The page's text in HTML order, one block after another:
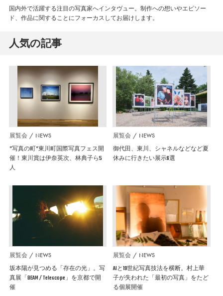
国内外で活躍する注目の写真家へインタヴュー。制作への想いやエピソー
ド、作品に関することにフォーカスしてお届けします。
人気の記事
展覧会 NEWS
”写真の町”東川町国際写真フェス開
催！東川賞は伊奈英次、林典子ら5
人
展覧会 NEWS
御代田、東川、シャネルなどなど夏
休みに行きたい展示6選
展覧会 NEWS
坂本陽が見つめる「存在の光」。写
真展「BEAM / Telescope」を京都で開
催
展覧会 NEWS
AIと19世紀写真技法を横断。村上華
子が失われた「最初の写真」をたど
る個展開催